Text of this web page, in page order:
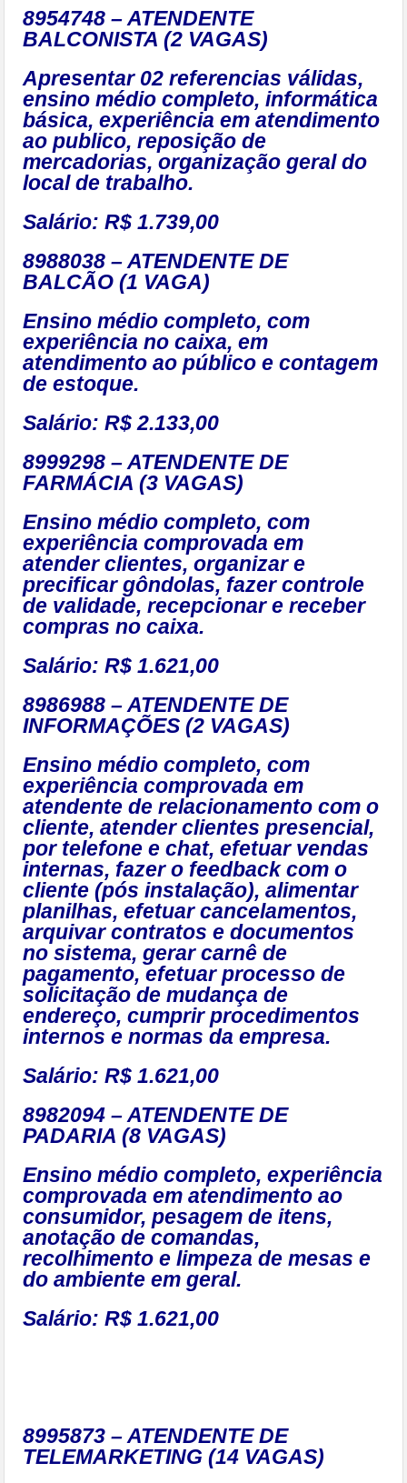
8954748 – ATENDENTE
BALCONISTA (2 VAGAS)
Apresentar 02 referencias válidas,
ensino médio completo, informática
básica, experiência em atendimento
ao publico, reposição de
mercadorias, organização geral do
local de trabalho.
Salário: R$ 1.739,00
8988038 – ATENDENTE DE
BALCÃO (1 VAGA)
Ensino médio completo, com
experiência no caixa, em
atendimento ao público e contagem
de estoque.
Salário: R$ 2.133,00
8999298 – ATENDENTE DE
FARMÁCIA (3 VAGAS)
Ensino médio completo, com
experiência comprovada em
atender clientes, organizar e
precificar gôndolas, fazer controle
de validade, recepcionar e receber
compras no caixa.
Salário: R$ 1.621,00
8986988 – ATENDENTE DE
INFORMAÇÕES (2 VAGAS)
Ensino médio completo, com
experiência comprovada em
atendente de relacionamento com o
cliente, atender clientes presencial,
por telefone e chat, efetuar vendas
internas, fazer o feedback com o
cliente (pós instalação), alimentar
planilhas, efetuar cancelamentos,
arquivar contratos e documentos
no sistema, gerar carnê de
pagamento, efetuar processo de
solicitação de mudança de
endereço, cumprir procedimentos
internos e normas da empresa.
Salário: R$ 1.621,00
8982094 – ATENDENTE DE
PADARIA (8 VAGAS)
Ensino médio completo, experiência
comprovada em atendimento ao
consumidor, pesagem de itens,
anotação de comandas,
recolhimento e limpeza de mesas e
do ambiente em geral.
Salário: R$ 1.621,00
8995873 – ATENDENTE DE
TELEMARKETING (14 VAGAS)